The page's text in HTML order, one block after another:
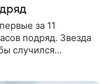
за 11
подряд. Звезда
случился